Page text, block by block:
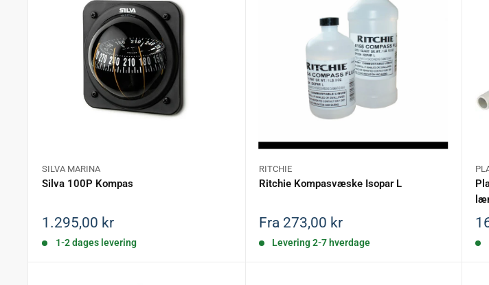
Reservedele og tilbehør – så du kan vedligeholde og justere dit eksisterende kompas
Find det rette kompas til din båd
Uanset om du sejler til fritid eller professionelt, har vi et kompas, der passer til dine
så du får maksimal sikkerhed og komfort på vandet.
Dansk Marine Center – kvalitet og erfaring
Hos Dansk Marine Center sætter vi kvalitet og sikkerhed først. Vi udvælger kun
SILVA MARINA
Silva 100P Kompas
Salgspris
1.295,00 kr
1-2 dages levering
RITCHIE
Ritchie Kompasvæske Isopar L
Salgspris
Fra 273,00 kr
Levering 2-7 hverdage